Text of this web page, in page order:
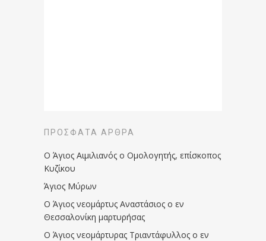
ΠΡΌΣΦΑΤΑ ΆΡΘΡΑ
Ο Άγιος Αιμιλιανός ο Ομολογητής, επίσκοπος
Κυζίκου
Άγιος Μύρων
Ο Άγιος νεομάρτυς Αναστάσιος ο εν
Θεσσαλονίκη μαρτυρήσας
Ο Άγιος νεομάρτυρας Τριαντάφυλλος ο εν